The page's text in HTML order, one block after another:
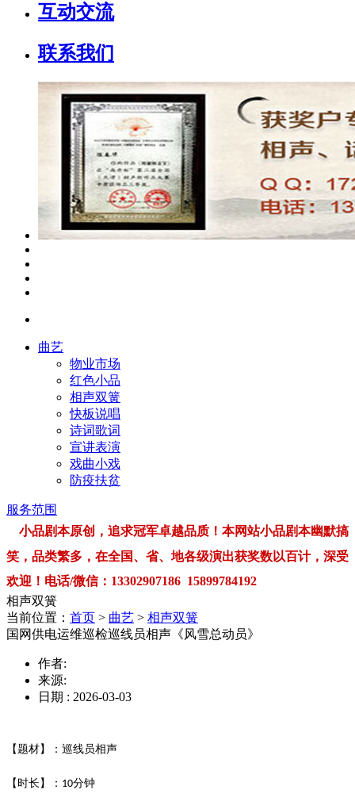
互动交流
联系我们
曲艺
物业市场
红色小品
相声双簧
快板说唱
诗词歌词
宣讲表演
戏曲小戏
防疫扶贫
服务范围
小品剧本原创，追求冠军卓越品质！本网站小品剧本幽默搞
笑，品类繁多，在全国、省、地各级演出获奖数以百计，深受
欢迎！电话/微信：13302907186 15899784192
相声双簧
当前位置： 首页 > 曲艺 > 相声双簧
国网供电运维巡检巡线员相声《风雪总动员》
作者:
来源:
日期 : 2026-03-03
【题材】：巡线员相声
【时长】： 10分钟